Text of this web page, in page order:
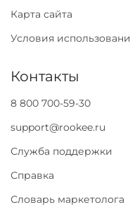
Карта сайта
Условия
Контакты
8 800 700-59-30
support@rookee.ru
Служба поддержки
Справка
Словарь маркетолога